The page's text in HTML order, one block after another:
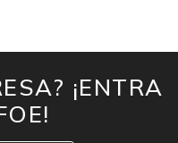
¡ENTRA